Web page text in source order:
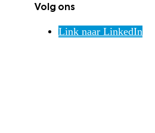
Volg ons
Link naar LinkedIn